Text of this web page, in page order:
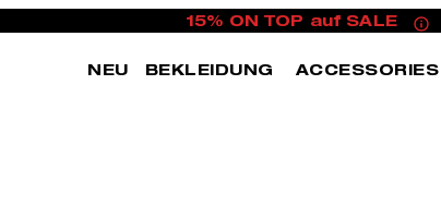
15% ON TOP auf SALE
NEU BEKLEIDUNG ACCESSORIES